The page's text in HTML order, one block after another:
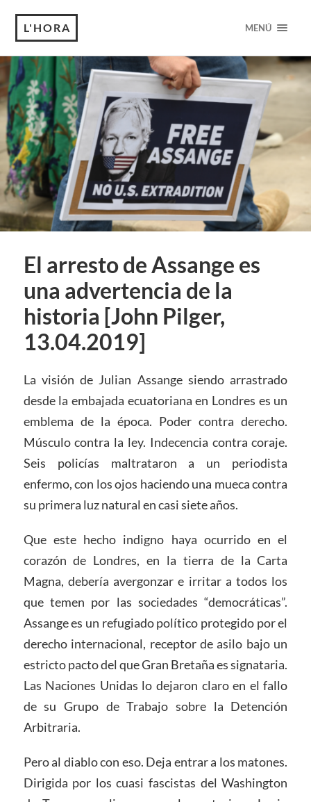
L'HORA MENÚ
El arresto de Assange es
una advertencia de la
historia [John Pilger,
13.04.2019]
La visión de Julian Assange siendo arrastrado
desde la embajada ecuatoriana en Londres es un
emblema de la época. Poder contra derecho.
Músculo contra la ley. Indecencia contra coraje.
Seis policías maltrataron a un periodista
enfermo, con los ojos haciendo una mueca contra
su primera luz natural en casi siete años.
Que este hecho indigno haya ocurrido en el
corazón de Londres, en la tierra de la Carta
Magna, debería avergonzar e irritar a todos los
que temen por las sociedades “democráticas”.
Assange es un refugiado político protegido por el
derecho internacional, receptor de asilo bajo un
estricto pacto del que Gran Bretaña es signataria.
Las Naciones Unidas lo dejaron claro en el fallo
de su Grupo de Trabajo sobre la Detención
Arbitraria.
Pero al diablo con eso. Deja entrar a los matones.
Dirigida por los cuasi fascistas del Washington